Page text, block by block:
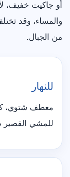
أو جاكيت خفيف،
والمساء، وقد
من الجبال.
للنهار
معطف شتوي،
للمشي القصير